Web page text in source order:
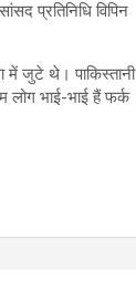
प्रतिनिधि विपिन
में जुटे थे। पाकिस्तानी
लोग भाई-भाई हैं फर्क